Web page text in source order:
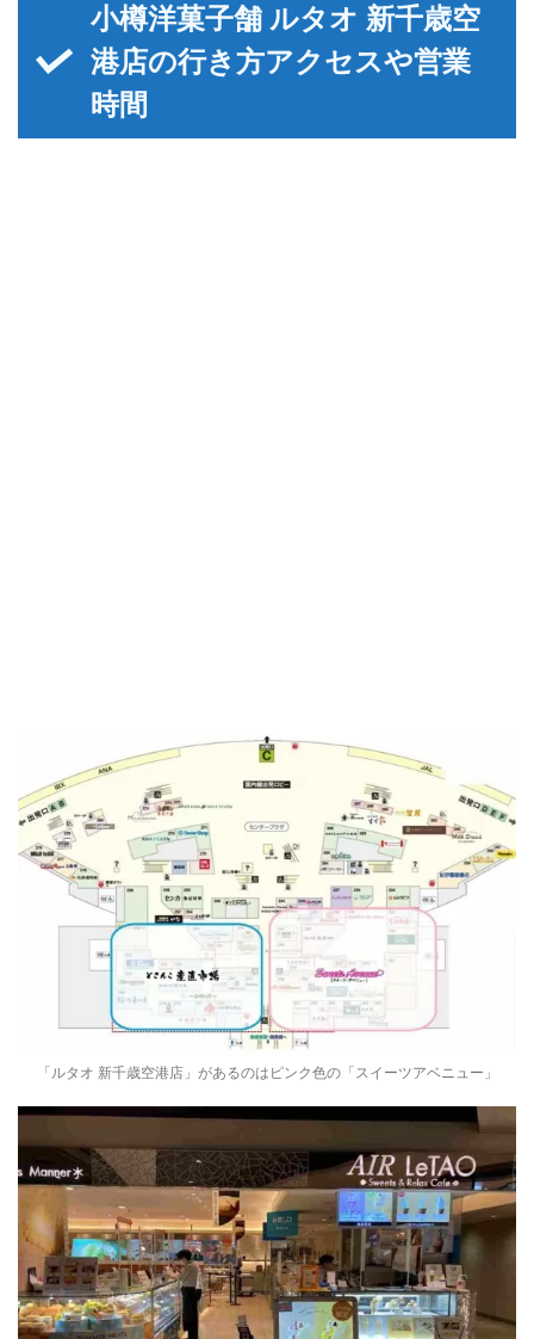
小樽洋菓子舗 ルタオ 新千歳空
港店の行き方アクセスや営業
時間
「ルタオ 新千歳空港店」があるのはピンク色の「スイーツアベニュー」